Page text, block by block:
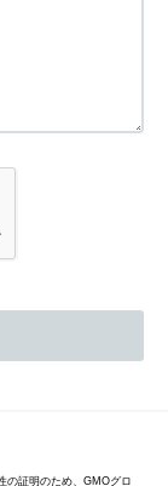
の証明のため、GMOグロ